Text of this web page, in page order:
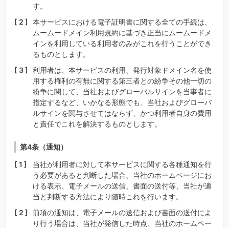
す。
本サービスにおける電子証明書に関する全ての手続は、
ムームードメイン利用規約に基づき正当にムームードメ
インを利用している利用者のみがこれを行うことができ
るものとします。
利用者は、本サービスの利用、発行対象ドメイン名を使
用する権利の有無に関する第三者との紛争その他一切の
紛争に関して、当社およびグローバルサインを当事者に
指定するなど、いかなる形態でも、当社およびグローバ
ルサインを関与させてはならず、かつ利用者自身の費用
と責任でこれを解決するものとします。
第4条（通知）
当社が利用者に対して本サービスに関する各種通知を行
う必要があると判断した場合、当社のホームページにお
ける表示、電子メールの送信、書面の送付等、当社が適
当と判断する方法により随時これを行います。
前項の通知は、電子メールの送信および書面の送付によ
り行う場合は、当社が発信した時点、当社のホームペー